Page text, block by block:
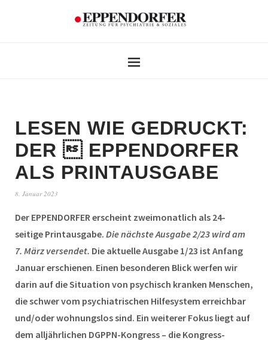
LESEN WIE GEDRUCKT:
DER  EPPENDORFER
ALS PRINTAUSGABE
8. Januar 2023
Der EPPENDORFER erscheint zweimonatlich als 24-
seitige Printausgabe. Die nächste Ausgabe 2/23 wird am
7. März versendet. Die aktuelle Ausgabe 1/23 ist Anfang
Januar erschienen. Einen besonderen Blick werfen wir
darin auf die Situation von psychisch kranken Menschen,
die schwer vom psychiatrischen Hilfesystem erreichbar
und/oder wohnungslos sind. Ein weiterer Fokus liegt auf
dem alljährlichen DGPPN-Kongress – die Kongress-